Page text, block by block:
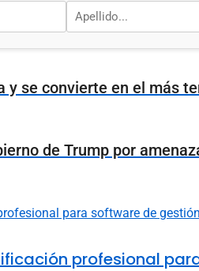
y se convierte en el más
de Trump por
profesional